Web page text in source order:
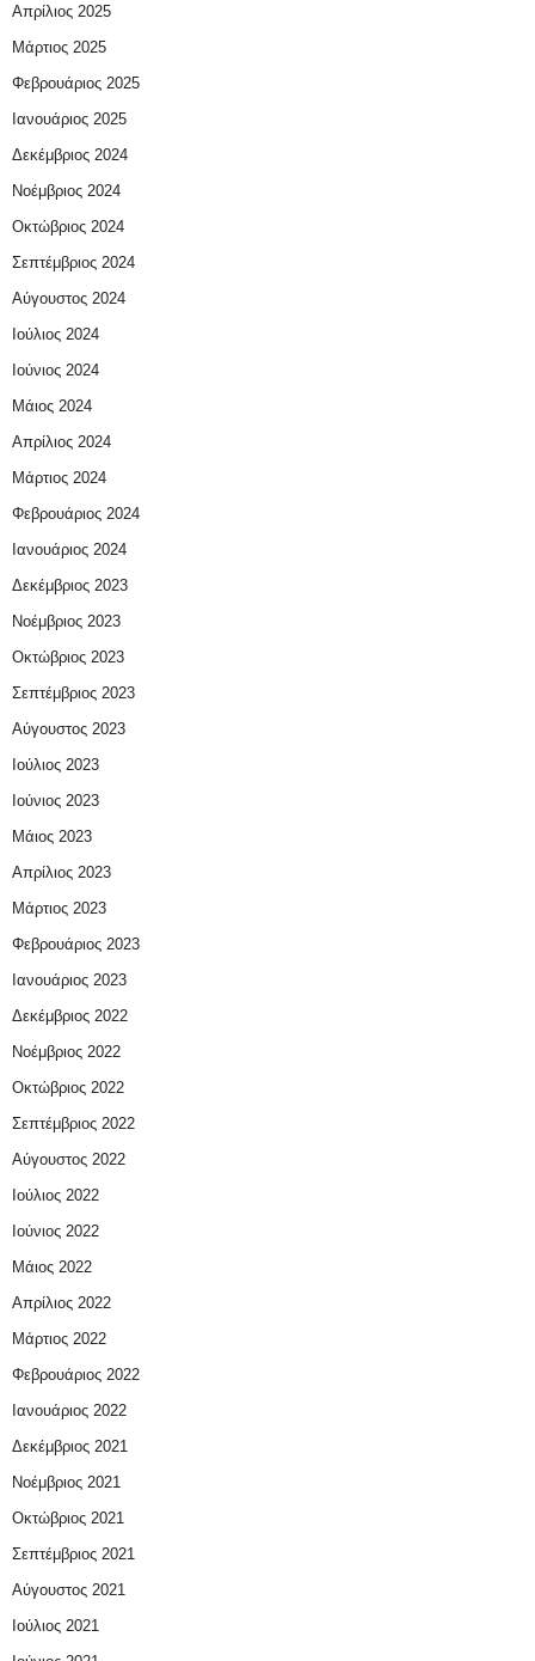
Απρίλιος 2025
Μάρτιος 2025
Φεβρουάριος 2025
Ιανουάριος 2025
Δεκέμβριος 2024
Νοέμβριος 2024
Οκτώβριος 2024
Σεπτέμβριος 2024
Αύγουστος 2024
Ιούλιος 2024
Ιούνιος 2024
Μάιος 2024
Απρίλιος 2024
Μάρτιος 2024
Φεβρουάριος 2024
Ιανουάριος 2024
Δεκέμβριος 2023
Νοέμβριος 2023
Οκτώβριος 2023
Σεπτέμβριος 2023
Αύγουστος 2023
Ιούλιος 2023
Ιούνιος 2023
Μάιος 2023
Απρίλιος 2023
Μάρτιος 2023
Φεβρουάριος 2023
Ιανουάριος 2023
Δεκέμβριος 2022
Νοέμβριος 2022
Οκτώβριος 2022
Σεπτέμβριος 2022
Αύγουστος 2022
Ιούλιος 2022
Ιούνιος 2022
Μάιος 2022
Απρίλιος 2022
Μάρτιος 2022
Φεβρουάριος 2022
Ιανουάριος 2022
Δεκέμβριος 2021
Νοέμβριος 2021
Οκτώβριος 2021
Σεπτέμβριος 2021
Αύγουστος 2021
Ιούλιος 2021